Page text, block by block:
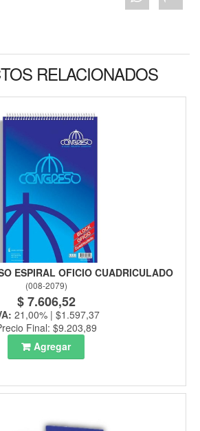
RELACIONADOS
ESPIRAL OFICIO CUADRICULADO
(008-2079)
$ 7.606,52
21,00% | $1.597,37
Final: $9.203,89
Agregar